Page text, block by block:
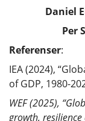
Daniel
Per
Referenser:
IEA (2024),
of GDP, 1980-
WEF (2025),
growth,